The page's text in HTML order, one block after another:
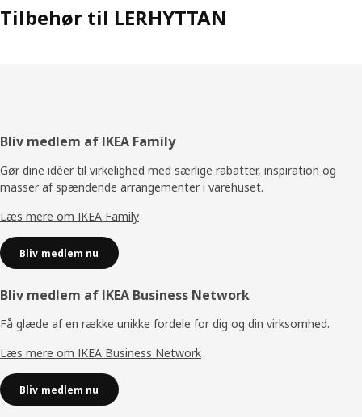
Tilbehør til LERHYTTAN
Footer
Bliv medlem af IKEA Family
Gør dine idéer til virkelighed med særlige rabatter, inspiration og
masser af spændende arrangementer i varehuset.
Læs mere om IKEA Family
Bliv medlem nu
Bliv medlem af IKEA Business Network
Få glæde af en række unikke fordele for dig og din virksomhed.
Læs mere om IKEA Business Network
Bliv medlem nu